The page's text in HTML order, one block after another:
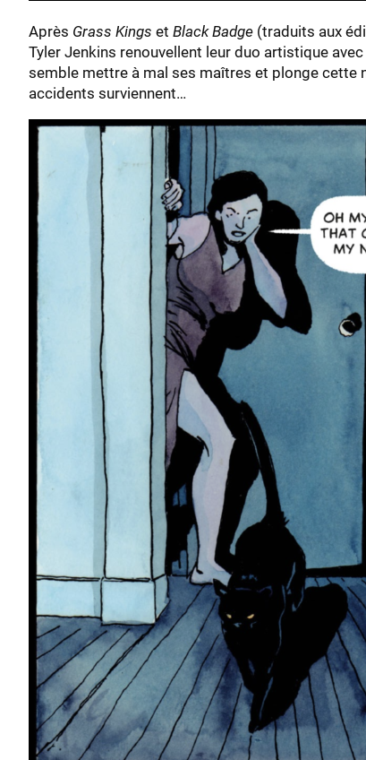
Après Grass Kings et Black Badge (traduits aux
Tyler Jenkins renouvellent leur duo artistique
semble mettre à mal ses maîtres et plonge cette
accidents surviennent…